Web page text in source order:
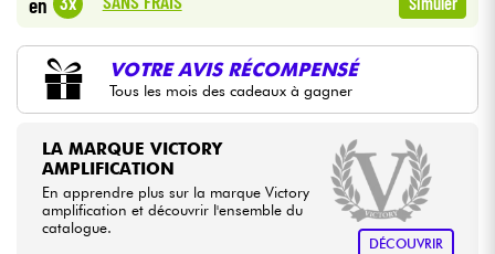
Packs
Voir nos marques
VOTRE AVIS RÉCOMPENSÉ
Tous les mois des cadeaux à gagner
LA MARQUE VICTORY
AMPLIFICATION
En apprendre plus sur la marque Victory
amplification et découvrir l'ensemble du
catalogue.
DÉCOUVRIR